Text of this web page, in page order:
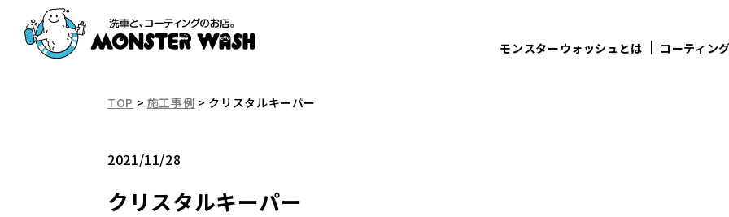
モンスターウォッシュとは
コーティング
TOP > 施工事例 > クリスタルキーパー
2021/11/28
クリスタルキーパー